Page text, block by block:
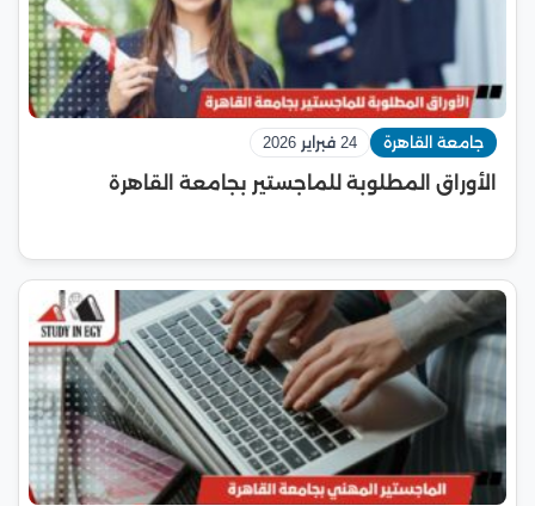
جامعة القاهرة 24 فبراير 2026
الأوراق المطلوبة للماجستير بجامعة القاهرة